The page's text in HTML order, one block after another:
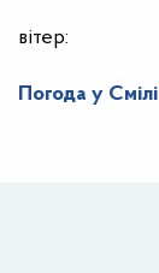
вітер:
Погода у Смілі